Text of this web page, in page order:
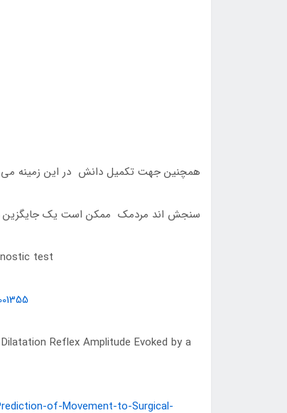
همچنین جهت تکمیل دانش در این زمینه می
سنجش اند مردمک ممکن است یک جایگزین
test
Reflex Amplitude Evoked by a
of-Movement-to-Surgical-